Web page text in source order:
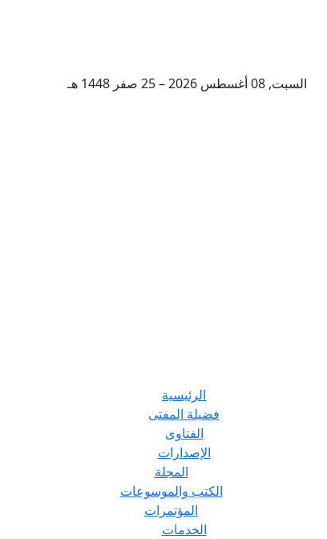
السبت, 08 أغسطس 2026 – 25 صفر 1448 هـ
الرئيسية
فضيلة المفتى
الفتاوى
الإصدارات
المجلة
الكتب والموسوعات
المؤتمرات
الخدمات